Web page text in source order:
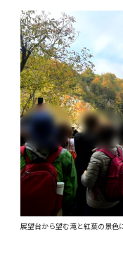
展望台から望む滝と紅葉の景色